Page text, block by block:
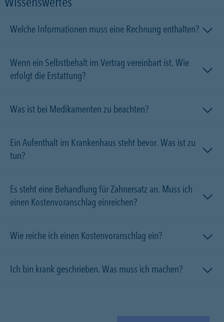
Welche Informationen muss eine Rechnung enthalten?
Wenn ein Selbstbehalt im Vertrag vereinbart ist. Wie
erfolgt die Erstattung?
Was ist bei Medikamenten zu beachten?
Ein Aufenthalt im Krankenhaus steht bevor. Was ist zu
tun?
Es steht eine Behandlung für Zahnersatz an. Muss ich
einen Kostenvoranschlag einreichen?
Wie reiche ich einen Kostenvoranschlag ein?
Ich bin krank geschrieben. Was muss ich machen?